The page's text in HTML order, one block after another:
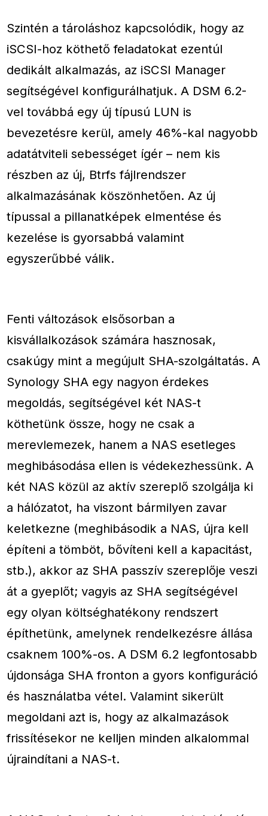
Szintén a tároláshoz kapcsolódik, hogy az
iSCSI-hoz köthető feladatokat ezentúl
dedikált alkalmazás, az iSCSI Manager
segítségével konfigurálhatjuk. A DSM 6.2-
vel továbbá egy új típusú LUN is
bevezetésre kerül, amely 46%-kal nagyobb
adatátviteli sebességet ígér – nem kis
részben az új, Btrfs fájlrendszer
alkalmazásának köszönhetően. Az új
típussal a pillanatképek elmentése és
kezelése is gyorsabbá valamint
egyszerűbbé válik.
Fenti változások elsősorban a
kisvállalkozások számára hasznosak,
csakúgy mint a megújult SHA-szolgáltatás. A
Synology SHA egy nagyon érdekes
megoldás, segítségével két NAS-t
köthetünk össze, hogy ne csak a
merevlemezek, hanem a NAS esetleges
meghibásodása ellen is védekezhessünk. A
két NAS közül az aktív szereplő szolgálja ki
a hálózatot, ha viszont bármilyen zavar
keletkezne (meghibásodik a NAS, újra kell
építeni a tömböt, bővíteni kell a kapacitást,
stb.), akkor az SHA passzív szereplője veszi
át a gyeplőt; vagyis az SHA segítségével
egy olyan költséghatékony rendszert
építhetünk, amelynek rendelkezésre állása
csaknem 100%-os. A DSM 6.2 legfontosabb
újdonsága SHA fronton a gyors konfiguráció
és használatba vétel. Valamint sikerült
megoldani azt is, hogy az alkalmazások
frissítésekor ne kelljen minden alkalommal
újraindítani a NAS-t.